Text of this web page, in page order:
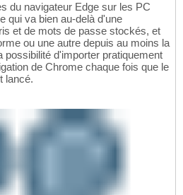
du navigateur Edge sur les PC
qui va bien au-delà d'une
et de mots de passe stockés, et
ou une autre depuis au moins la
possibilité d'importer pratiquement
de Chrome chaque fois que le
lancé.